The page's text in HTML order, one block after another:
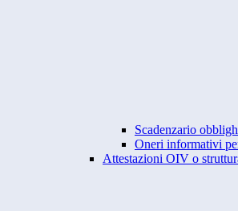
Scadenzario
Oneri informativi
Attestazioni OIV o